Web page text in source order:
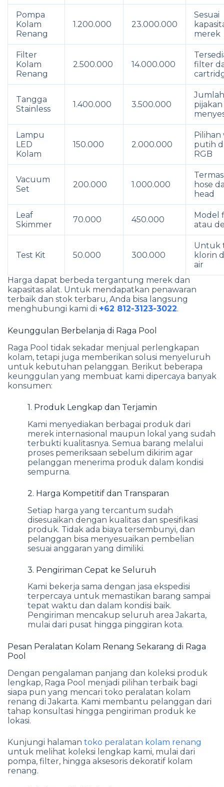
Pompa
Kolam
Renang
1.200.000 23.000.000
Sesuai
merek
Filter
Kolam
Renang
2.500.000 14.000.000
filter
Tangga
Stainless
1.400.000 3.500.000
Jumlah
pijakan
Lampu
LED
Kolam
150.000 2.000.000
Pilihan
putih
RGB
Vacuum
Set
200.000 1.000.000
hose
head
Leaf
Skimmer
70.000 450.000
Model
atau
Test Kit 50.000 300.000
Untuk
klorin
air
Harga dapat berbeda tergantung merek dan
kapasitas alat. Untuk mendapatkan penawaran
terbaik dan stok terbaru, Anda bisa langsung
menghubungi kami di +62 812-3123-3022.
Keunggulan Berbelanja di Raga Pool
Raga Pool tidak sekadar menjual perlengkapan
kolam, tetapi juga memberikan solusi menyeluruh
untuk kebutuhan pelanggan. Berikut beberapa
keunggulan yang membuat kami dipercaya banyak
konsumen:
1. Produk Lengkap dan Terjamin
Kami menyediakan berbagai produk dari
merek internasional maupun lokal yang sudah
terbukti kualitasnya. Semua barang melalui
proses pemeriksaan sebelum dikirim agar
pelanggan menerima produk dalam kondisi
sempurna.
2. Harga Kompetitif dan Transparan
Setiap harga yang tercantum sudah
disesuaikan dengan kualitas dan spesifikasi
produk. Tidak ada biaya tersembunyi, dan
pelanggan bisa menyesuaikan pembelian
sesuai anggaran yang dimiliki.
3. Pengiriman Cepat ke Seluruh
Kami bekerja sama dengan jasa ekspedisi
terpercaya untuk memastikan barang sampai
tepat waktu dan dalam kondisi baik.
Pengiriman mencakup seluruh area Jakarta,
mulai dari pusat hingga pinggiran kota.
Pesan Peralatan Kolam Renang Sekarang di Raga
Pool
Dengan pengalaman panjang dan koleksi produk
lengkap, Raga Pool menjadi pilihan terbaik bagi
siapa pun yang mencari toko peralatan kolam
renang di Jakarta. Kami membantu pelanggan dari
tahap konsultasi hingga pengiriman produk ke
lokasi.
Kunjungi halaman toko peralatan kolam renang
untuk melihat koleksi lengkap kami, mulai dari
pompa, filter, hingga aksesoris dekoratif kolam
renang.